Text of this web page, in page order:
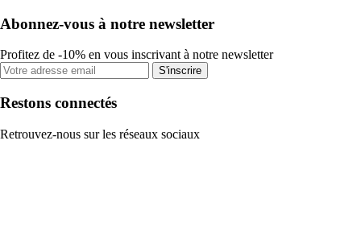
Abonnez-vous à notre newsletter
Profitez de -10% en vous inscrivant à notre newsletter
S'inscrire
Restons connectés
Retrouvez-nous sur les réseaux sociaux